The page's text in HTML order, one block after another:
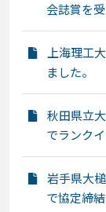
会誌賞を
上海理工
ました。
秋田県立
でランクイ
岩手県大
で協定締